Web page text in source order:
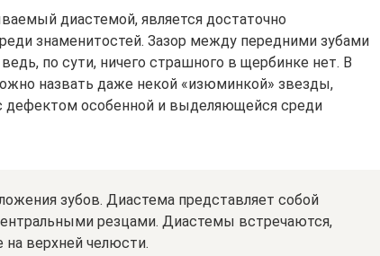
диастемой, является достаточно
знаменитостей. Зазор между передними зубами
по сути, ничего страшного в щербинке нет. В
назвать даже некой «изюминкой» звезды,
дефектом особенной и выделяющейся среди
зубов. Диастема представляет собой
резцами. Диастемы встречаются,
на верхней челюсти.